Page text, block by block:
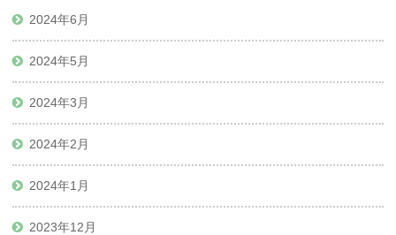
2024年6月
2024年5月
2024年3月
2024年2月
2024年1月
2023年12月